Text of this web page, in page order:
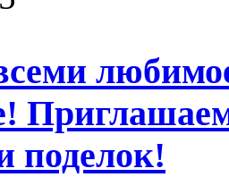
поделок!